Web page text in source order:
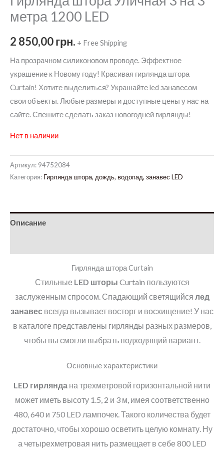
метра 1200 LED
2 850,00грн. + Free Shipping
На прозрачном силиконовом проводе. Эффектное
украшение к Новому году! Красивая гирлянда штора
Curtain! Хотите выделиться? Украшайте led занавесом
свои объекты. Любые размеры и доступные цены у нас на
сайте. Спешите сделать заказ новогодней гирлянды!
Нет в наличии
Артикул: 94752084
Категория: Гирлянда штора, дождь, водопад, занавес LED
Описание
Гирлянда штора Curtain
Стильные LED шторы Curtain пользуются
заслуженным спросом. Спадающий светящийся лед
занавес всегда вызывает восторг и восхищение! У нас
в каталоге представлены гирлянды разных размеров,
чтобы вы смогли выбрать подходящий вариант.
Основные характеристики
LED гирлянда на трехметровой горизонтальной нити
может иметь высоту 1.5, 2 и 3 м, имея соответственно
480, 640 и 750 LED лампочек. Такого количества будет
достаточно, чтобы хорошо осветить целую комнату. Ну
а четырехметровая нить размещает в себе 800 LED